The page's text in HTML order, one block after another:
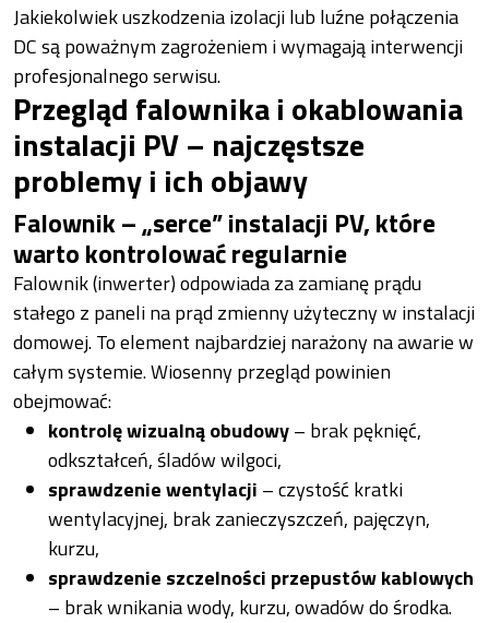
Jakiekolwiek uszkodzenia izolacji lub luźne połączenia
DC są poważnym zagrożeniem i wymagają interwencji
profesjonalnego serwisu.
Przegląd falownika i okablowania
instalacji PV – najczęstsze
problemy i ich objawy
Falownik – „serce” instalacji PV, które
warto kontrolować regularnie
Falownik (inwerter) odpowiada za zamianę prądu
stałego z paneli na prąd zmienny użyteczny w instalacji
domowej. To element najbardziej narażony na awarie w
całym systemie. Wiosenny przegląd powinien
obejmować:
kontrolę wizualną obudowy– brak pęknięć,
odkształceń, śladów wilgoci,
sprawdzenie wentylacji – czystość kratki
wentylacyjnej, brak zanieczyszczeń, pajęczyn,
kurzu,
sprawdzenie szczelności przepustów kablowych
– brak wnikania wody, kurzu, owadów do środka.